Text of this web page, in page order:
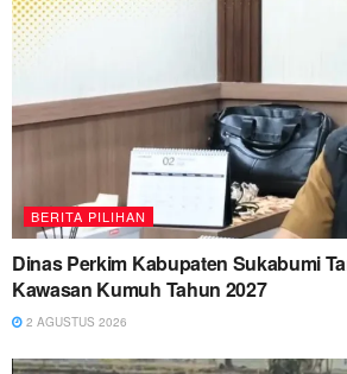
BERITA PILIHAN
Dinas Perkim Kabupaten Sukabumi
Kawasan Kumuh Tahun 2027
2 AGUSTUS 2026